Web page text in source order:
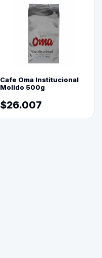
Cafe Oma Institucional
Molido 500g
$26.007